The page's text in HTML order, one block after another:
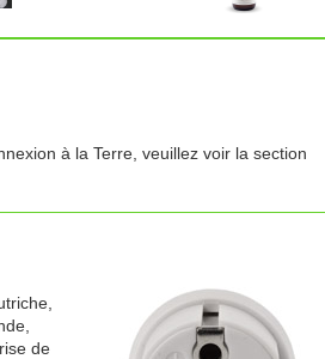
à la Terre, veuillez voir la section
de